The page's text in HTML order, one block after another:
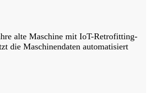
alte Maschine mit IoT-Retrofitting-
die Maschinendaten automatisiert